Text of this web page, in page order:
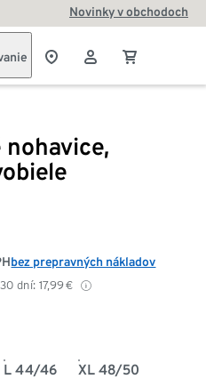
Novinky v obchodoch
dní: 17,99€
bez prepravných nákladov
L 44/46 XL 48/50